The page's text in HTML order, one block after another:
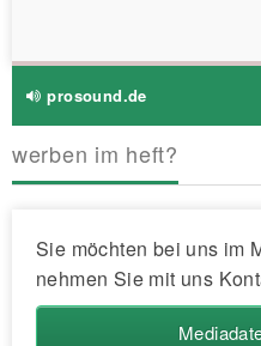
prosound.de
werben im heft?
Sie möchten bei uns im
nehmen Sie mit uns